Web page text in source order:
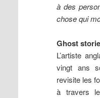
à des
chose qui
Ghost
L’artiste
vingt ans
revisite les
à travers